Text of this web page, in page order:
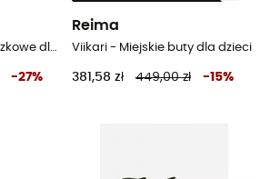
Gripit - Buty wspinaczkowe dla dzieci
-27%
Reima
Viikari - Miejskie buty dla dzieci
381,58 zł 449,00 zł -15%